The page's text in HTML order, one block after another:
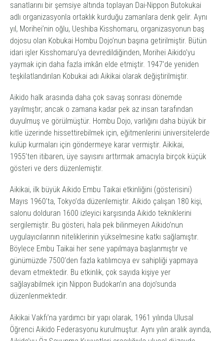
sanatlarını bir şemsiye altında toplayan Dai-Nippon Butokukai
adlı organizasyonla ortaklık kurduğu zamanlara denk gelir. Aynı
yıl, Morihei’nin oğlu, Ueshiba Kisshomaru, organizasyonun baş
dojosu olan Kobukai Hombu Dojo’nun başına getirilmiştir. Bütün
idari işler Kisshomaru’ya devredildiğinden, Morihei Aikido’yu
yaymak için daha fazla imkân elde etmiştir. 1947’de yeniden
teşkilatlandırılan Kobukai adı Aikikai olarak değiştirilmiştir.
Aikido halk arasında daha çok savaş sonrası dönemde
yayılmıştır; ancak o zamana kadar pek az insan tarafından
duyulmuş ve görülmüştür. Hombu Dojo, varlığını daha büyük bir
kitle üzerinde hissettirebilmek için, eğitmenlerini üniversitelerde
kulüp kurmaları için göndermeye karar vermiştir. Aikikai,
1955’ten itibaren, üye sayısını arttırmak amacıyla birçok küçük
gösteri ve ders düzenlemiştir.
Aikikai, ilk büyük Aikido Embu Taikai etkinliğini (gösterisini)
Mayıs 1960’ta, Tokyo’da düzenlemiştir. Aikido çalışan 180 kişi,
salonu dolduran 1600 izleyici karşısında Aikido tekniklerini
sergilemiştir. Bu gösteri, hala pek bilinmeyen Aikido’nun
uygulayıcılarının niteliklerinin yükselmesine katkı sağlamıştır.
Böylece Embu Taikai her sene yapılmaya başlanmıştır ve
günümüzde 7500’den fazla katılımcıya ev sahipliği yapmaya
devam etmektedir. Bu etkinlik, çok sayıda kişiye yer
sağlayabilmek için Nippon Budokan’ın ana dojo’sunda
düzenlenmektedir.
Aikikai Vakfı’na yardımcı bir yapı olarak, 1961 yılında Ulusal
Öğrenci Aikido Federasyonu kurulmuştur. Aynı yılın aralık ayında,